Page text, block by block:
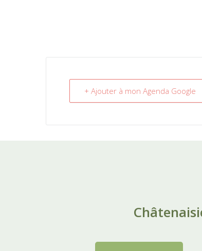
+ Ajouter à mon Agenda Google